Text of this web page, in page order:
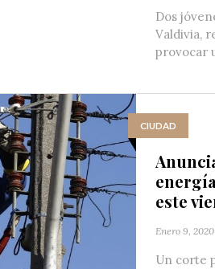
Dos
Valdivia,
provocar
CIUDAD
este
Enero 9, 2020
Un corte